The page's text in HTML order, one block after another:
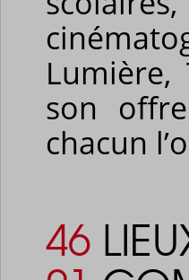
Lumière,
son
chacun
46